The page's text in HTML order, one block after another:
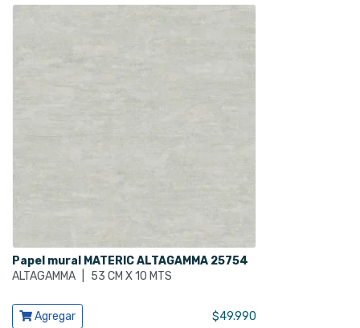
Papel mural MATERIC ALTAGAMMA 25754
ALTAGAMMA
53 CM X 10 MTS
Ver producto
Agregar $49.990